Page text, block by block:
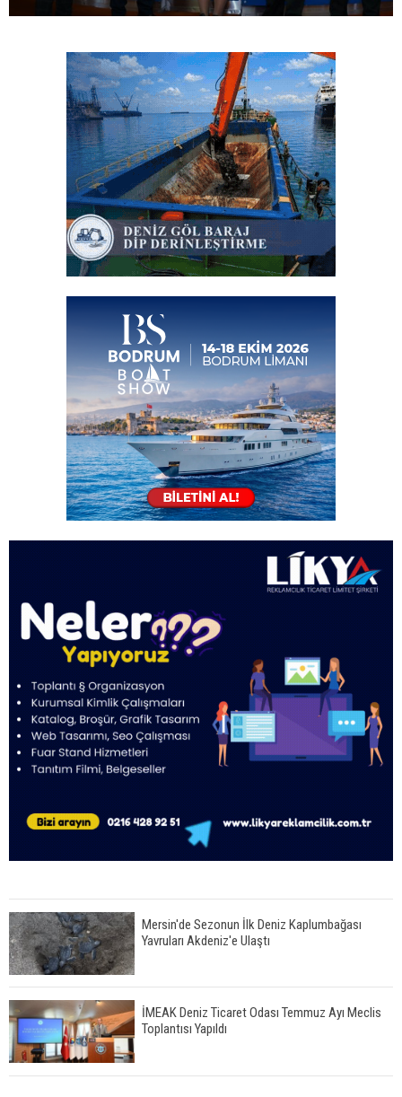
Mersin'de Sezonun İlk Deniz Kaplumbağası
Yavruları Akdeniz'e Ulaştı
İMEAK Deniz Ticaret Odası Temmuz Ayı Meclis
Toplantısı Yapıldı